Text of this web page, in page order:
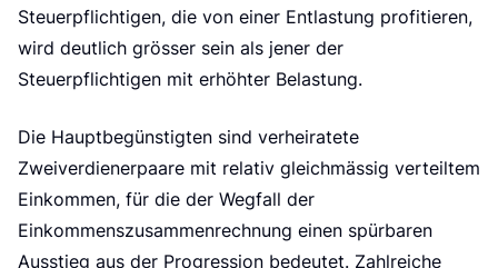
Steuerpflichtigen, die von einer Entlastung profitieren,
wird deutlich grösser sein als jener der
Steuerpflichtigen mit erhöhter Belastung.
Die Hauptbegünstigten sind verheiratete
Zweiverdienerpaare mit relativ gleichmässig verteiltem
Einkommen, für die der Wegfall der
Einkommenszusammenrechnung einen spürbaren
Ausstieg aus der Progression bedeutet. Zahlreiche